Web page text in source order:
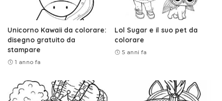
Unicorno Kawaii da colorare:
disegno gratuito da
stampare
1 anno fa
Lol Sugar e il suo pet da
colorare
5 anni fa